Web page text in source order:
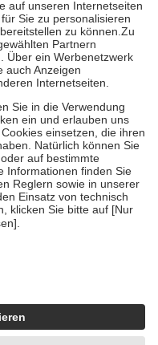
für Online-Apotheken.
beträgt die
zehn Euro je
ihre eigene Gesundheit zu
Familie zu unterstützen,
18. Lebensjahr
die von der
um echte Bewertungen
4419944605341
Zuhilfenahme künstlicher